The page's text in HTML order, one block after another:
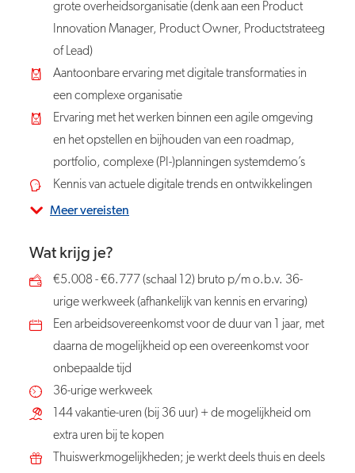
grote overheidsorganisatie (denk aan een Product
Innovation Manager, Product Owner, Productstrateeg
of Lead)
Aantoonbare ervaring met digitale transformaties in
een complexe organisatie
Ervaring met het werken binnen een agile omgeving
en het opstellen en bijhouden van een roadmap,
portfolio, complexe (PI-)planningen systemdemo’s
Kennis van actuele digitale trends en ontwikkelingen
Meer vereisten
Wat krijg je?
€5.008 - €6.777 (schaal 12) bruto p/m o.b.v. 36-
urige werkweek (afhankelijk van kennis en ervaring)
Een arbeidsovereenkomst voor de duur van 1 jaar, met
daarna de mogelijkheid op een overeenkomst voor
onbepaalde tijd
36-urige werkweek
144 vakantie-uren (bij 36 uur) + de mogelijkheid om
extra uren bij te kopen
Thuiswerkmogelijkheden; je werkt deels thuis en deels